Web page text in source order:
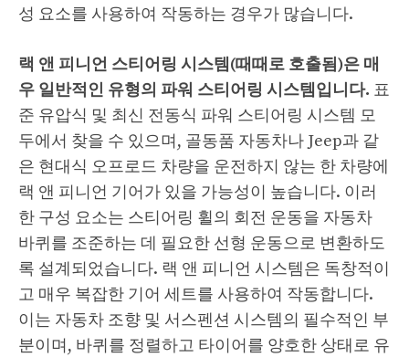
성 요소를 사용하여 작동하는 경우가 많습니다.
랙 앤 피니언 스티어링 시스템(때때로 호출됨)은 매
우 일반적인 유형의 파워 스티어링 시스템입니다. 표
준 유압식 및 최신 전동식 파워 스티어링 시스템 모
두에서 찾을 수 있으며, 골동품 자동차나 Jeep과 같
은 현대식 오프로드 차량을 운전하지 않는 한 차량에
랙 앤 피니언 기어가 있을 가능성이 높습니다. 이러
한 구성 요소는 스티어링 휠의 회전 운동을 자동차
바퀴를 조준하는 데 필요한 선형 운동으로 변환하도
록 설계되었습니다. 랙 앤 피니언 시스템은 독창적이
고 매우 복잡한 기어 세트를 사용하여 작동합니다.
이는 자동차 조향 및 서스펜션 시스템의 필수적인 부
분이며, 바퀴를 정렬하고 타이어를 양호한 상태로 유